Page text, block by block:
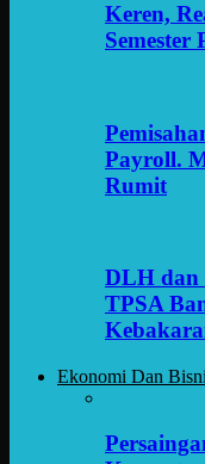
Keren,
Semester
Payroll.
Rumit
DLH dan
TPSA
Ekonomi Dan